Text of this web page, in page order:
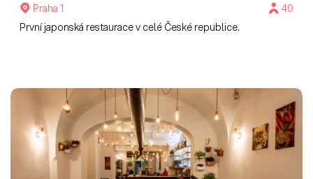
Praha 1
40
První japonská restaurace v celé České republice.